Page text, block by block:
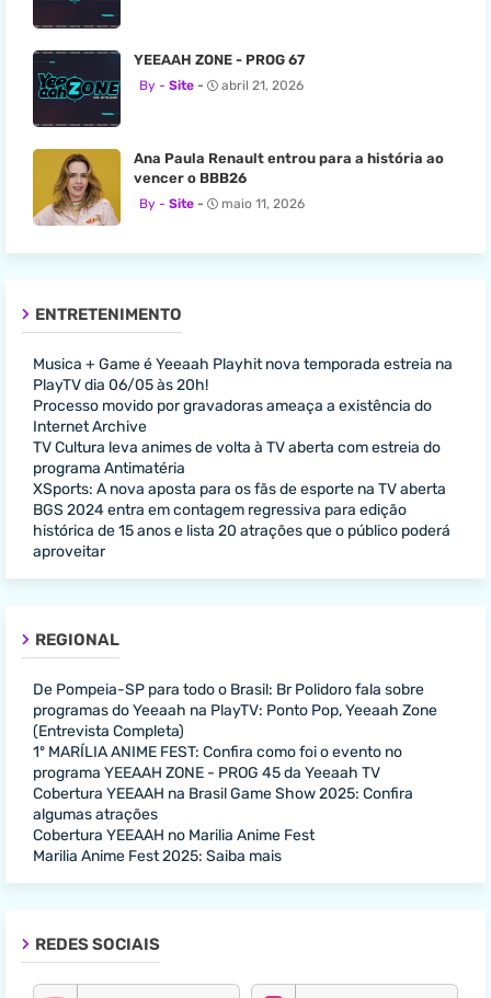
YEEAAH ZONE - PROG 67
Site abril 21, 2026
Ana Paula Renault entrou para a história ao
vencer o BBB26
Site maio 11, 2026
ENTRETENIMENTO
Musica + Game é Yeeaah Playhit nova temporada estreia na
PlayTV dia 06/05 às 20h!
Processo movido por gravadoras ameaça a existência do
Internet Archive
TV Cultura leva animes de volta à TV aberta com estreia do
programa Antimatéria
XSports: A nova aposta para os fãs de esporte na TV aberta
BGS 2024 entra em contagem regressiva para edição
histórica de 15 anos e lista 20 atrações que o público poderá
aproveitar
REGIONAL
De Pompeia-SP para todo o Brasil: Br Polidoro fala sobre
programas do Yeeaah na PlayTV: Ponto Pop, Yeeaah Zone
(Entrevista Completa)
1º MARÍLIA ANIME FEST: Confira como foi o evento no
programa YEEAAH ZONE - PROG 45 da Yeeaah TV
Cobertura YEEAAH na Brasil Game Show 2025: Confira
algumas atrações
Cobertura YEEAAH no Marilia Anime Fest
Marilia Anime Fest 2025: Saiba mais
REDES SOCIAIS